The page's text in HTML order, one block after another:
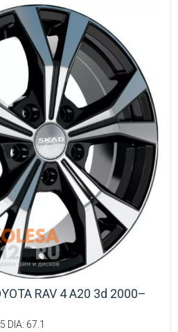
RAV 4 A20 3d 2000–
DIA: 67.1